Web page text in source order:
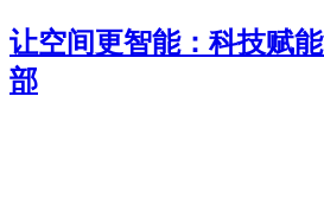
让空间更智能：科技赋
部